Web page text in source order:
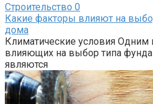
Строительство 0
Какие факторы влияют на
дома
Климатические условия Одним
влияющих на выбор типа
являются